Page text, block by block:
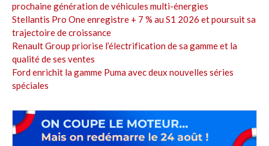
prochaine génération de véhicules multi-énergies
Stellantis Pro One enregistre + 7 % au S1 2026 et poursuit sa
trajectoire de croissance
Renault Group priorise l’électrification de sa gamme et la
qualité de ses ventes
Ford enrichit la gamme Puma avec deux nouvelles séries
spéciales